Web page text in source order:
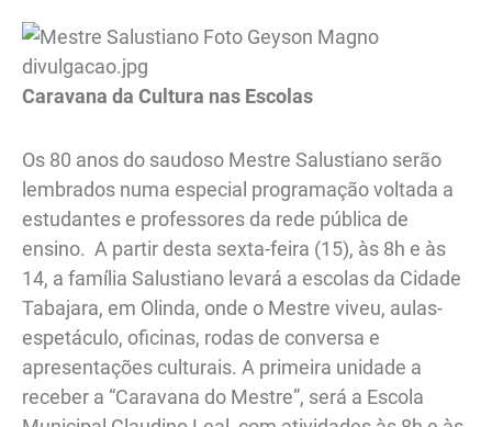
Caravana da Cultura nas Escolas
Os 80 anos do saudoso Mestre Salustiano serão
lembrados numa especial programação voltada a
estudantes e professores da rede pública de
ensino. A partir desta sexta-feira (15), às 8h e às
14, a família Salustiano levará a escolas da Cidade
Tabajara, em Olinda, onde o Mestre viveu, aulas-
espetáculo, oficinas, rodas de conversa e
apresentações culturais. A primeira unidade a
receber a “Caravana do Mestre”, será a Escola